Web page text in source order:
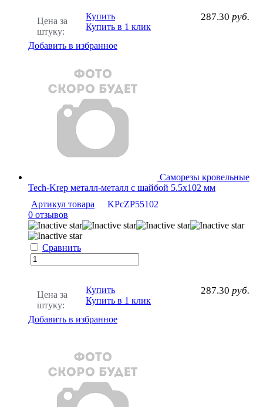
Цена за
штуку:
287.30 руб.
Купить
Купить в 1 клик
Добавить в избранное
Саморезы кровельные
Tech-Krep металл-металл с шайбой 5.5х102 мм
Артикул товара
KPcZP55102
0 отзывов
Сравнить
Цена за
штуку:
287.30 руб.
Купить
Купить в 1 клик
Добавить в избранное